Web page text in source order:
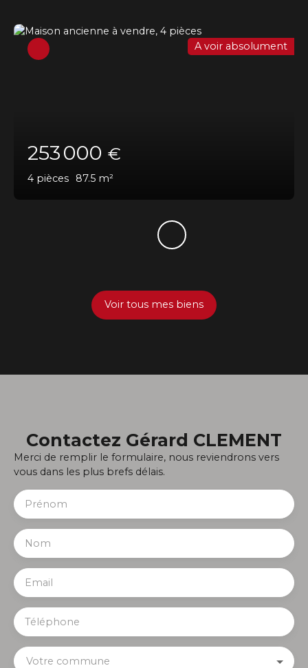
253 000 €
4 pièces 87.5 m²
A voir absolument
Voir tous mes biens
Contactez Gérard CLEMENT
Merci de remplir le formulaire, nous reviendrons vers
vous dans les plus brefs délais.
Prénom
Nom
Email
Téléphone
Votre commune